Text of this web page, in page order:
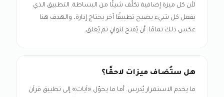
لأن كل ميزة إضافية تكلّف شيئًا من البساطة. التطبيق الذي
يفعل كل شيء يصبح تطبيقًا آخر يحتاج إدارة، والهدف هنا
عكس ذلك تمامًا: أن يُفتح لثوانٍ ثم يُغلق.
هل ستُضاف ميزات لاحقًا؟
ما يخدم الاستمرار يُدرس. أما ما يحوّل «آيات» إلى تطبيق قرآن